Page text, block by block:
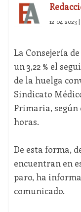
12-04-2023
La Consejería
un 3,22 % el
de la huelga
Sindicato
Primaria, según
horas.
De esta forma,
encuentran en
paro, ha
comunicado.